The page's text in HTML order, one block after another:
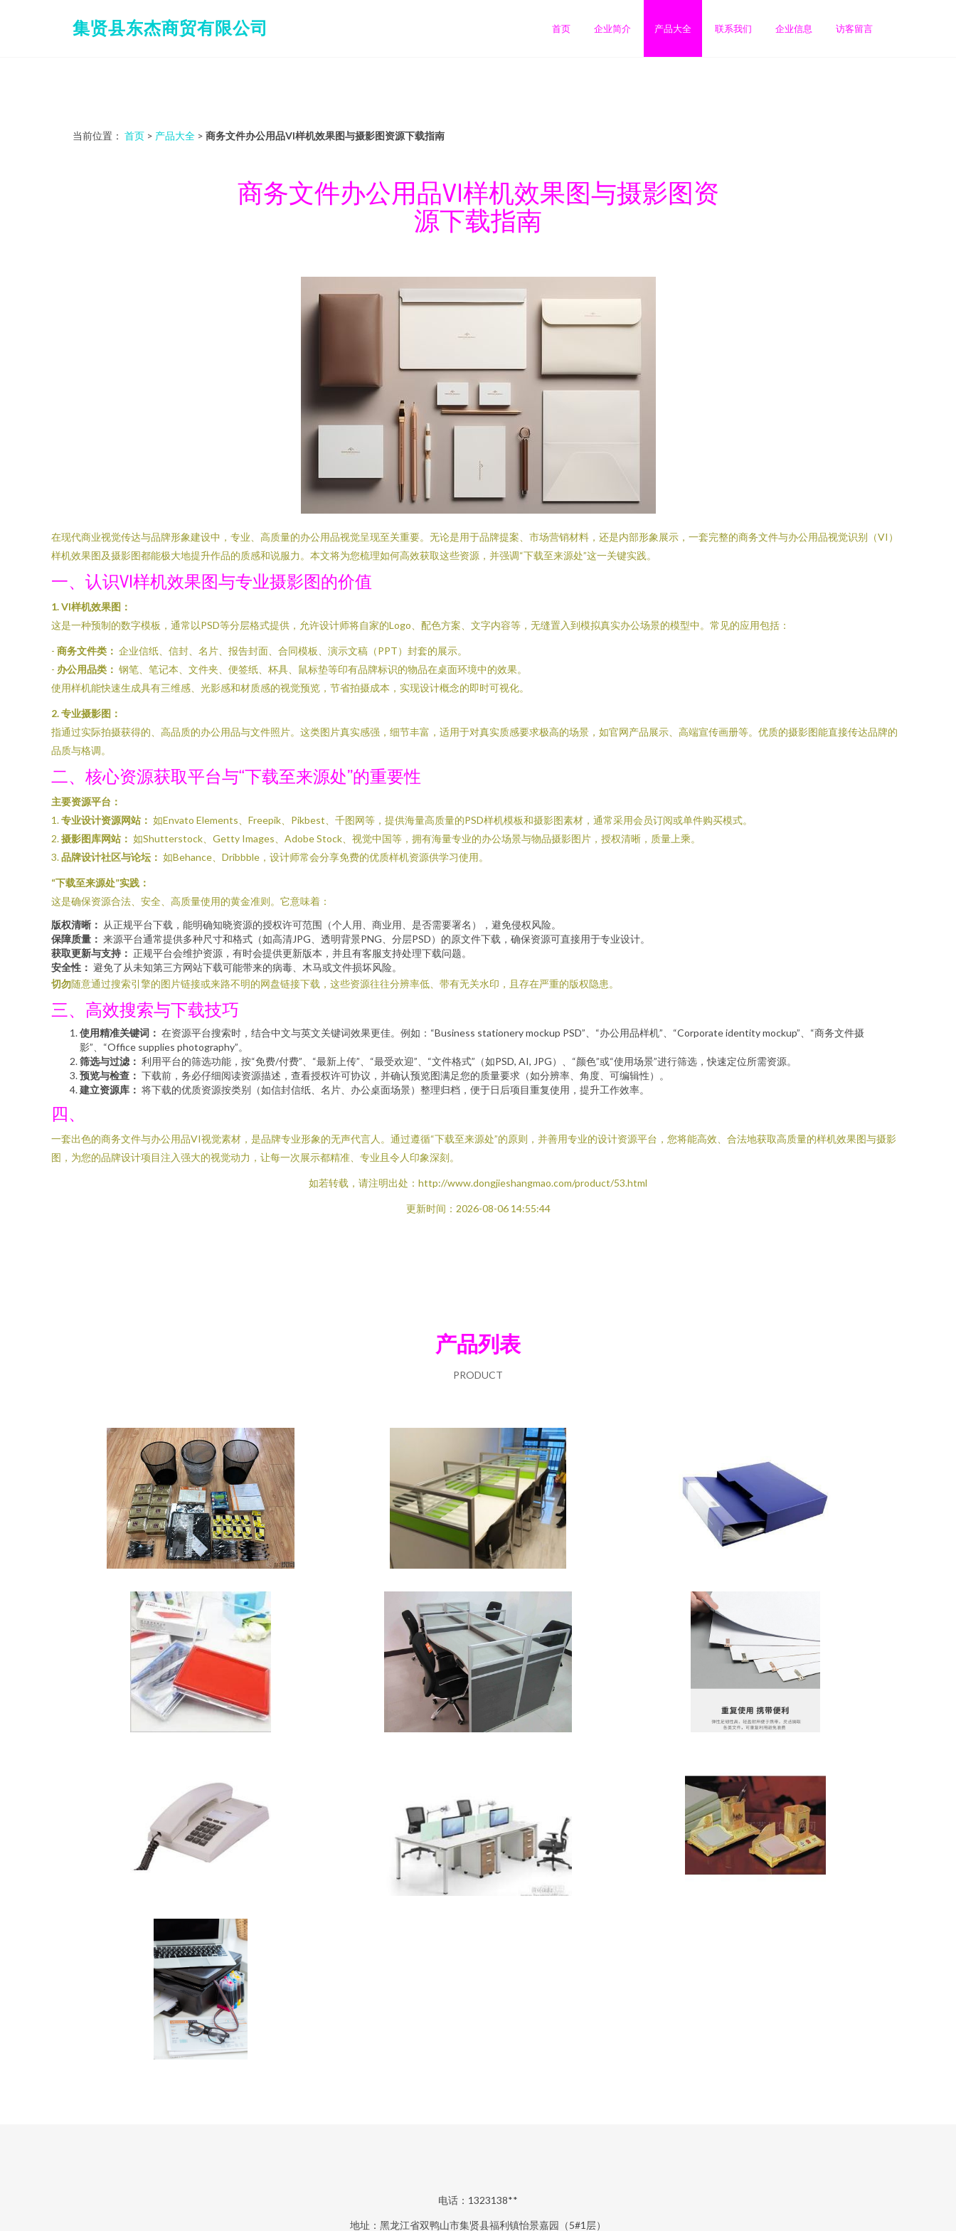
集贤县东杰商贸有限公司 首页 企业简介 产品大全 联系我们 企业信息 访客留言
当前位置： 首页 > 产品大全 > 商务文件办公用品VI样机效果图与摄影图资源下载指南
商务文件办公用品VI样机效果图与摄影图资
源下载指南
在现代商业视觉传达与品牌形象建设中，专业、高质量的办公用品视觉呈现至关重要。无论是用于品牌提案、市场营销材料，还是内部形象展示，一套完整的商务文件与办公用品视觉识别（VI）
样机效果图及摄影图都能极大地提升作品的质感和说服力。本文将为您梳理如何高效获取这些资源，并强调“下载至来源处”这一关键实践。
一、认识VI样机效果图与专业摄影图的价值
1. VI样机效果图：
这是一种预制的数字模板，通常以PSD等分层格式提供，允许设计师将自家的Logo、配色方案、文字内容等，无缝置入到模拟真实办公场景的模型中。常见的应用包括：
- 商务文件类： 企业信纸、信封、名片、报告封面、合同模板、演示文稿（PPT）封套的展示。
- 办公用品类： 钢笔、笔记本、文件夹、便签纸、杯具、鼠标垫等印有品牌标识的物品在桌面环境中的效果。
使用样机能快速生成具有三维感、光影感和材质感的视觉预览，节省拍摄成本，实现设计概念的即时可视化。
2. 专业摄影图：
指通过实际拍摄获得的、高品质的办公用品与文件照片。这类图片真实感强，细节丰富，适用于对真实质感要求极高的场景，如官网产品展示、高端宣传画册等。优质的摄影图能直接传达品牌的
品质与格调。
二、核心资源获取平台与“下载至来源处”的重要性
主要资源平台：
1.专业设计资源网站： 如Envato Elements、Freepik、Pikbest、千图网等，提供海量高质量的PSD样机模板和摄影图素材，通常采用会员订阅或单件购买模式。
2.摄影图库网站： 如Shutterstock、Getty Images、Adobe Stock、视觉中国等，拥有海量专业的办公场景与物品摄影图片，授权清晰，质量上乘。
3.品牌设计社区与论坛： 如Behance、Dribbble，设计师常会分享免费的优质样机资源供学习使用。
“下载至来源处”实践：
这是确保资源合法、安全、高质量使用的黄金准则。它意味着：
版权清晰： 从正规平台下载，能明确知晓资源的授权许可范围（个人用、商业用、是否需要署名），避免侵权风险。
保障质量： 来源平台通常提供多种尺寸和格式（如高清JPG、透明背景PNG、分层PSD）的原文件下载，确保资源可直接用于专业设计。
获取更新与支持： 正规平台会维护资源，有时会提供更新版本，并且有客服支持处理下载问题。
安全性： 避免了从未知第三方网站下载可能带来的病毒、木马或文件损坏风险。
切勿随意通过搜索引擎的图片链接或来路不明的网盘链接下载，这些资源往往分辨率低、带有无关水印，且存在严重的版权隐患。
三、高效搜索与下载技巧
使用精准关键词： 在资源平台搜索时，结合中文与英文关键词效果更佳。例如：“Business stationery mockup PSD”、“办公用品样机”、“Corporate identity mockup”、“商务文件摄
影”、“Office supplies photography”。
筛选与过滤： 利用平台的筛选功能，按“免费/付费”、“最新上传”、“最受欢迎”、“文件格式”（如PSD, AI, JPG）、“颜色”或“使用场景”进行筛选，快速定位所需资源。
预览与检查： 下载前，务必仔细阅读资源描述，查看授权许可协议，并确认预览图满足您的质量要求（如分辨率、角度、可编辑性）。
建立资源库： 将下载的优质资源按类别（如信封信纸、名片、办公桌面场景）整理归档，便于日后项目重复使用，提升工作效率。
四、
一套出色的商务文件与办公用品VI视觉素材，是品牌专业形象的无声代言人。通过遵循“下载至来源处”的原则，并善用专业的设计资源平台，您将能高效、合法地获取高质量的样机效果图与摄影
图，为您的品牌设计项目注入强大的视觉动力，让每一次展示都精准、专业且令人印象深刻。
如若转载，请注明出处：http://www.dongjieshangmao.com/product/53.html
更新时间：2026-08-06 14:55:44
产品列表
PRODUCT
电话：1323138**
地址：黑龙江省双鸭山市集贤县福利镇怡景嘉园（5#1层）